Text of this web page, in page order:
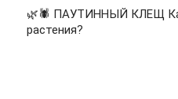
🌿🕷 ПАУТИННЫЙ КЛЕЩ
растения?